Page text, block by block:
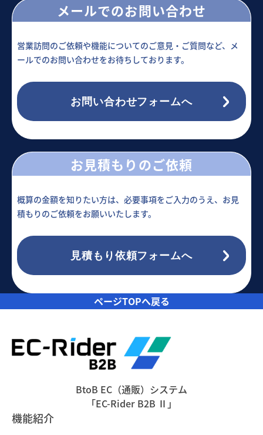
メールでのお問い合わせ
営業訪問のご依頼や機能についてのご意見・ご質問など、メ
ールでのお問い合わせをお待ちしております。
お問い合わせフォームへ
お見積もりのご依頼
概算の金額を知りたい方は、必要事項をご入力のうえ、お見
積もりのご依頼をお願いいたします。
見積もり依頼フォームへ
ページTOPへ戻る
BtoB EC（通販）システム
「EC-Rider B2B Ⅱ」
機能紹介